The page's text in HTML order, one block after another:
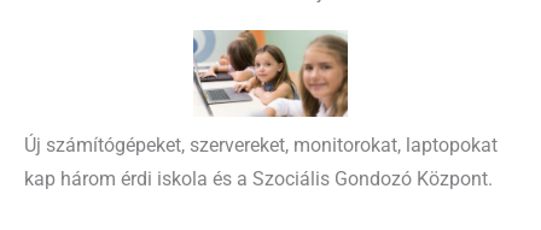
Új számítógépeket, szervereket, monitorokat, laptopokat
kap három érdi iskola és a Szociális Gondozó Központ.